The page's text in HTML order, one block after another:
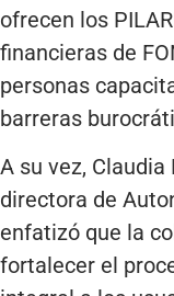
ofrecen los
financieras de
personas
barreras
A su vez, Claudia
directora de
enfatizó que la
fortalecer el